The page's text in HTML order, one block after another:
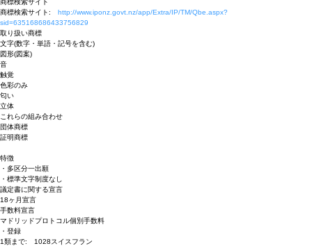
商標検索サイト
商標検索サイト: http://www.iponz.govt.nz/app/Extra/IP/TM/Qbe.aspx?
sid=635168686433756829
取り扱い商標
文字(数字・単語・記号を含む)
図形(図案)
音
触覚
色彩のみ
匂い
立体
これらの組み合わせ
団体商標
証明商標
特徴
・多区分一出願
・標準文字制度なし
議定書に関する宣言
18ヶ月宣言
手数料宣言
マドリッドプロトコル個別手数料
・登録
1類まで: 1028スイスフラン